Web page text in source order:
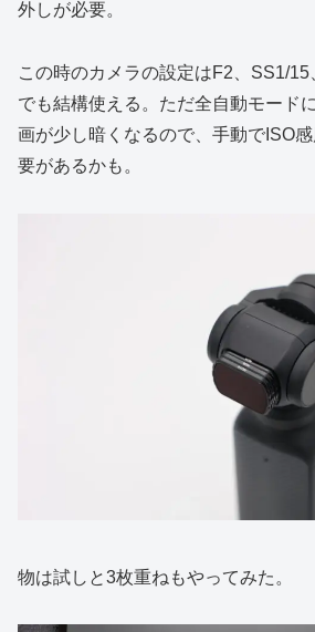
外しが必要。
この時のカメラの設定はF2、SS1/
でも結構使える。ただ全自動モード
画が少し暗くなるので、手動でISO
要があるかも。
物は試しと3枚重ねもやってみた。